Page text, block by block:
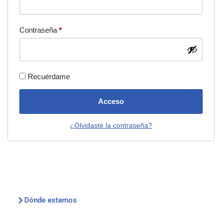
Contraseña *
Recuérdame
Acceso
¿Olvidaste la contraseña?
Dónde estamos